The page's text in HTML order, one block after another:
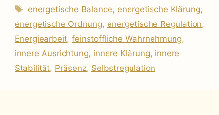
Schlagwörter
energetische Balance, energetische Klärung,
energetische Ordnung, energetische Regulation,
Energiearbeit, feinstoffliche Wahrnehmung,
innere Ausrichtung, innere Klärung, innere
Stabilität, Präsenz, Selbstregulation